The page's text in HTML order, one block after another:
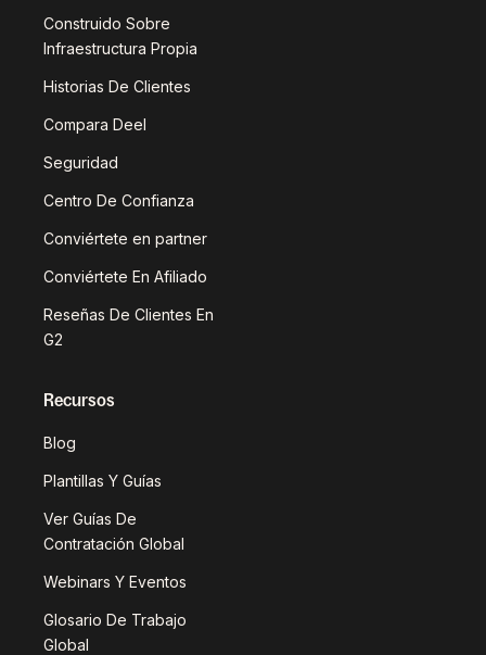
Construido Sobre
Infraestructura Propia
Historias De Clientes
Compara Deel
Seguridad
Centro De Confianza
Conviértete en partner
Conviértete En Afiliado
Reseñas De Clientes En
G2
Recursos
Blog
Plantillas Y Guías
Ver Guías De
Contratación Global
Webinars Y Eventos
Glosario De Trabajo
Global